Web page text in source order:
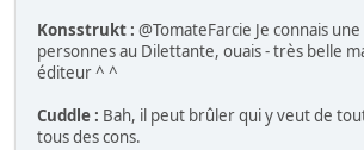
Konsstrukt : @TomateFarcie Je connais
personnes au Dilettante, ouais - très belle
éditeur ^ ^
Cuddle : Bah, il peut brûler qui y veut de
tous des cons.